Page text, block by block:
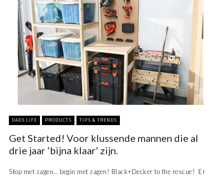
DADS LIFE PRODUCTS TIPS & TRENDS
Get Started! Voor klussende mannen die al
drie jaar ‘bijna klaar’ zijn.
Stop met zagen… begin met zagen! Black+Decker to the rescue! Er